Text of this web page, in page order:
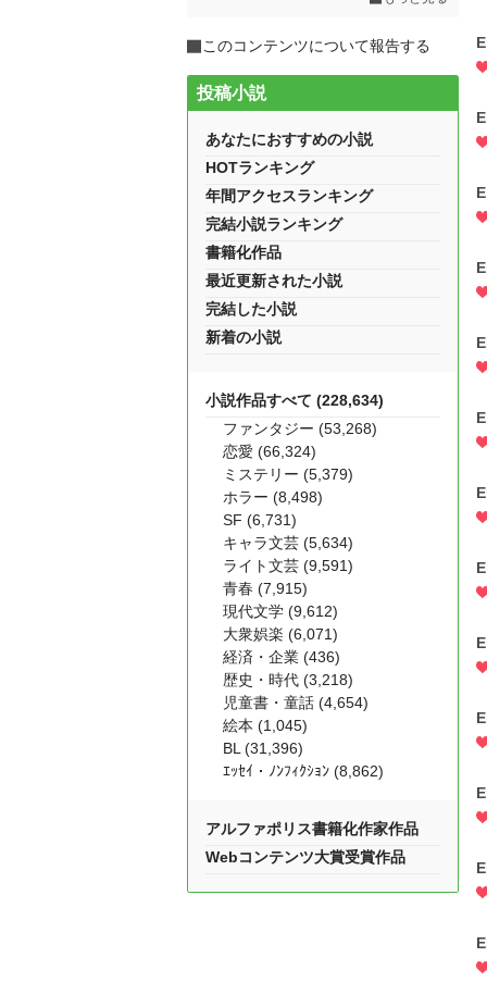
このコンテンツについて報告する
投稿小説
あなたにおすすめの小説
HOTランキング
年間アクセスランキング
完結小説ランキング
書籍化作品
最近更新された小説
完結した小説
新着の小説
小説作品すべて (228,634)
ファンタジー (53,268)
恋愛 (66,324)
ミステリー (5,379)
ホラー (8,498)
SF (6,731)
キャラ文芸 (5,634)
ライト文芸 (9,591)
青春 (7,915)
現代文学 (9,612)
大衆娯楽 (6,071)
経済・企業 (436)
歴史・時代 (3,218)
児童書・童話 (4,654)
絵本 (1,045)
BL (31,396)
ｴｯｾｲ・ﾉﾝﾌｨｸｼｮﾝ (8,862)
アルファポリス書籍化作家作品
Webコンテンツ大賞受賞作品